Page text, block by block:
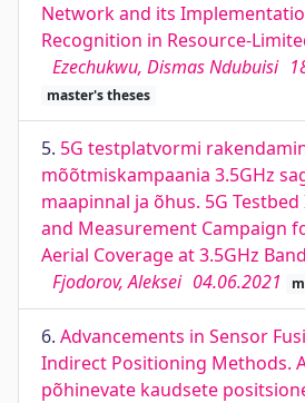
Network and its
Recognition in Resource-
Ezechukwu, Dismas Ndubuisi
master's theses
5. 5G testplatvormi
mõõtmiskampaania 3.5GHz
maapinnal ja õhus. 5G
and Measurement Campaign
Aerial Coverage at 3.5GHz Band
Fjodorov, Aleksei 04.06.2021
6. Advancements in Sensor
Indirect Positioning Methods.
põhinevate kaudsete